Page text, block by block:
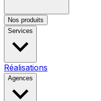
Nos produits
Services
Réalisations
Agences